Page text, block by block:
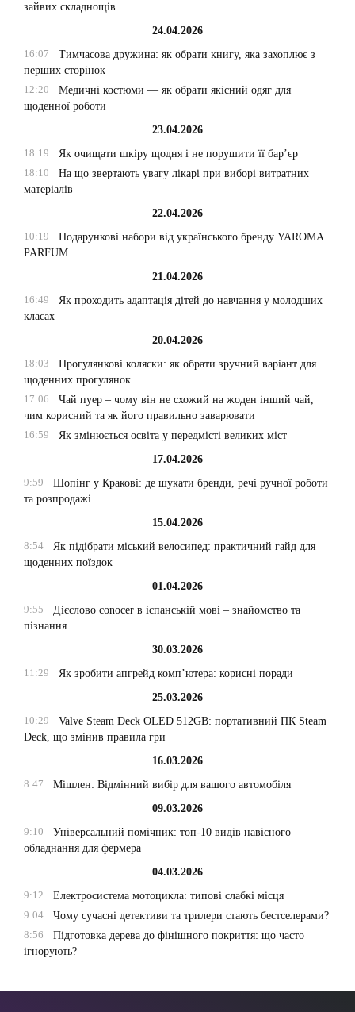
зайвих складнощів
24.04.2026
16:07
Тимчасова дружина: як обрати книгу, яка захоплює з
перших сторінок
12:20
Медичні костюми — як обрати якісний одяг для
щоденної роботи
23.04.2026
18:19
Як очищати шкіру щодня і не порушити її бар’єр
18:10
На що звертають увагу лікарі при виборі витратних
матеріалів
22.04.2026
10:19
Подарункові набори від українського бренду YAROMA
PARFUM
21.04.2026
16:49
Як проходить адаптація дітей до навчання у молодших
класах
20.04.2026
18:03
Прогулянкові коляски: як обрати зручний варіант для
щоденних прогулянок
17:06
Чай пуер – чому він не схожий на жоден інший чай,
чим корисний та як його правильно заварювати
16:59
Як змінюється освіта у передмісті великих міст
17.04.2026
9:59
Шопінг у Кракові: де шукати бренди, речі ручної роботи
та розпродажі
15.04.2026
8:54
Як підібрати міський велосипед: практичний гайд для
щоденних поїздок
01.04.2026
9:55
Дієслово conocer в іспанській мові – знайомство та
пізнання
30.03.2026
11:29
Як зробити апгрейд комп’ютера: корисні поради
25.03.2026
10:29
Valve Steam Deck OLED 512GB: портативний ПК Steam
Deck, що змінив правила гри
16.03.2026
8:47
Мішлен: Відмінний вибір для вашого автомобіля
09.03.2026
9:10
Універсальний помічник: топ-10 видів навісного
обладнання для фермера
04.03.2026
9:12
Електросистема мотоцикла: типові слабкі місця
9:04
Чому сучасні детективи та трилери стають бестселерами?
8:56
Підготовка дерева до фінішного покриття: що часто
ігнорують?